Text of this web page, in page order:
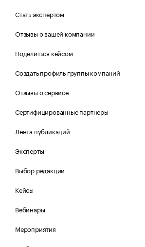
Стать экспертом
Отзывы о вашей компании
Поделиться кейсом
Создать профиль группы компаний
Отзывы о сервисе
Сертифицированные партнеры
Лента публикаций
Эксперты
Выбор редакции
Кейсы
Вебинары
Мероприятия